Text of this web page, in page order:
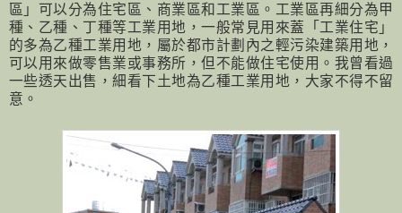
區」可以分為住宅區、商業區和工業區。工業區再細分為甲
種、乙種、丁種等工業用地，一般常見用來蓋「工業住宅」
的多為乙種工業用地，屬於都市計劃內之輕污染建築用地，
可以用來做零售業或事務所，但不能做住宅使用。我曾看過
一些透天出售，細看下土地為乙種工業用地，大家不得不留
意。